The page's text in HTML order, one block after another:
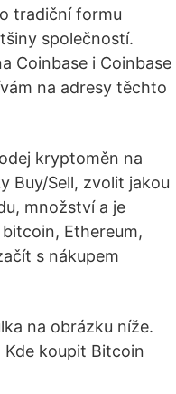
tradiční formu
společností.
Coinbase i Coinbase
na adresy těchto
kryptoměn na
Buy/Sell, zvolit jakou
množství a je
Ethereum,
s nákupem
na obrázku níže.
Kde koupit Bitcoin